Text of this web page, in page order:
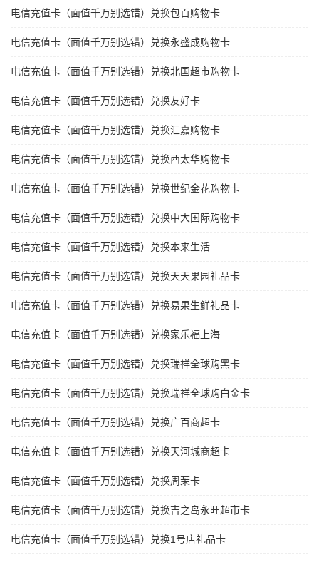
电信充值卡（面值千万别选错）兑换包百购物卡
电信充值卡（面值千万别选错）兑换永盛成购物卡
电信充值卡（面值千万别选错）兑换北国超市购物卡
电信充值卡（面值千万别选错）兑换友好卡
电信充值卡（面值千万别选错）兑换汇嘉购物卡
电信充值卡（面值千万别选错）兑换西太华购物卡
电信充值卡（面值千万别选错）兑换世纪金花购物卡
电信充值卡（面值千万别选错）兑换中大国际购物卡
电信充值卡（面值千万别选错）兑换本来生活
电信充值卡（面值千万别选错）兑换天天果园礼品卡
电信充值卡（面值千万别选错）兑换易果生鲜礼品卡
电信充值卡（面值千万别选错）兑换家乐福上海
电信充值卡（面值千万别选错）兑换瑞祥全球购黑卡
电信充值卡（面值千万别选错）兑换瑞祥全球购白金卡
电信充值卡（面值千万别选错）兑换广百商超卡
电信充值卡（面值千万别选错）兑换天河城商超卡
电信充值卡（面值千万别选错）兑换周茉卡
电信充值卡（面值千万别选错）兑换吉之岛永旺超市卡
电信充值卡（面值千万别选错）兑换1号店礼品卡